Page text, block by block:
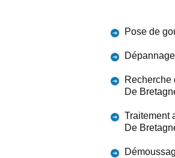
Pose de
Recherche
De
Traitement
De